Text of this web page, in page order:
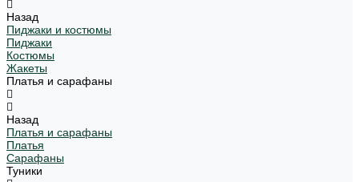
Назад
Пиджаки и костюмы
Пиджаки
Костюмы
Жакеты
Платья и сарафаны
Назад
Платья и сарафаны
Платья
Сарафаны
Туники